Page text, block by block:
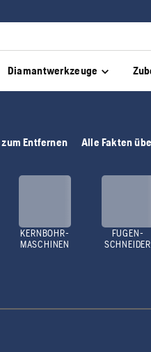
Diamantwerkzeuge
Entfernen Alle Fakten
KERNBOHR-
MASCHINEN
FUGEN-
SCHNEIDER